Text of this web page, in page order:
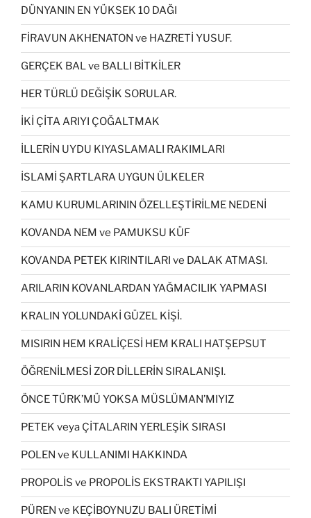
DÜNYANIN EN YÜKSEK 10 DAĞI
FİRAVUN AKHENATON ve HAZRETİ YUSUF.
GERÇEK BAL ve BALLI BİTKİLER
HER TÜRLÜ DEĞİŞİK SORULAR.
İKİ ÇİTA ARIYI ÇOĞALTMAK
İLLERİN UYDU KIYASLAMALI RAKIMLARI
İSLAMİ ŞARTLARA UYGUN ÜLKELER
KAMU KURUMLARININ ÖZELLEŞTİRİLME NEDENİ
KOVANDA NEM ve PAMUKSU KÜF
KOVANDA PETEK KIRINTILARI ve DALAK ATMASI.
ARILARIN KOVANLARDAN YAĞMACILIK YAPMASI
KRALIN YOLUNDAKİ GÜZEL KİŞİ.
MISIRIN HEM KRALİÇESİ HEM KRALI HATŞEPSUT
ÖĞRENİLMESİ ZOR DİLLERİN SIRALANIŞI.
ÖNCE TÜRK’MÜ YOKSA MÜSLÜMAN’MIYIZ
PETEK veya ÇİTALARIN YERLEŞİK SIRASI
POLEN ve KULLANIMI HAKKINDA
PROPOLİS ve PROPOLİS EKSTRAKTI YAPILIŞI
PÜREN ve KEÇİBOYNUZU BALI ÜRETİMİ